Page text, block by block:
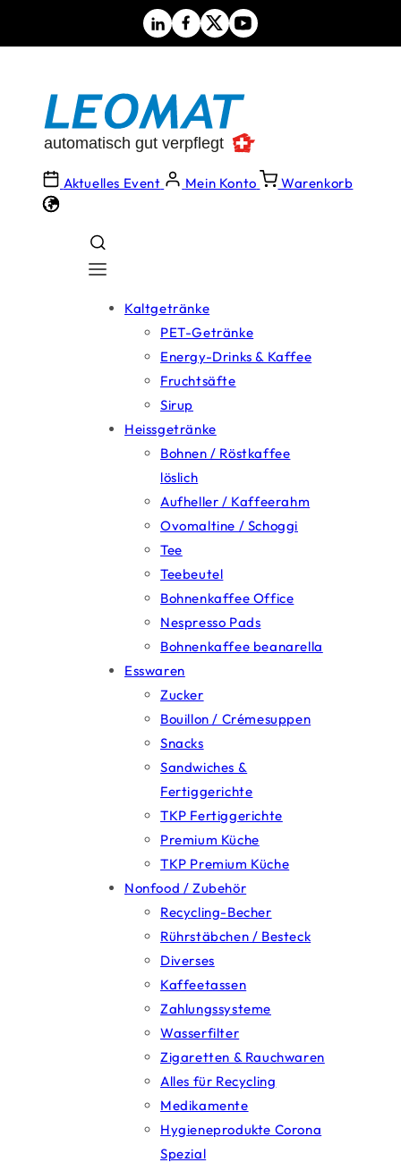
Aktuelles Event Mein Konto Warenkorb
Kaltgetränke
PET-Getränke
Energy-Drinks & Kaffee
Fruchtsäfte
Sirup
Heissgetränke
Bohnen / Röstkaffee
löslich
Aufheller / Kaffeerahm
Ovomaltine / Schoggi
Tee
Teebeutel
Bohnenkaffee Office
Nespresso Pads
Bohnenkaffee beanarella
Esswaren
Zucker
Bouillon / Crémesuppen
Snacks
Sandwiches &
Fertiggerichte
TKP Fertiggerichte
Premium Küche
TKP Premium Küche
Nonfood / Zubehör
Recycling-Becher
Rührstäbchen / Besteck
Diverses
Kaffeetassen
Zahlungssysteme
Wasserfilter
Zigaretten & Rauchwaren
Alles für Recycling
Medikamente
Hygieneprodukte Corona
Spezial